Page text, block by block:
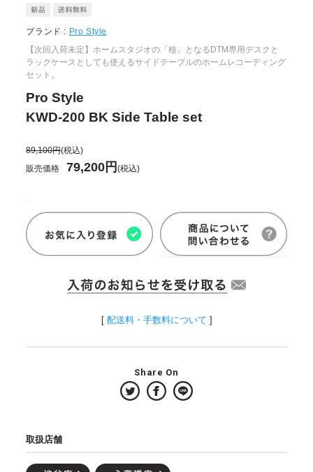
ブランド : Pro Style
【次回入荷未定】ホームスタジオの「核」となるDTM専用デスクと
ラックケースとしても使えるサイドテーブルのホームレコーディング
セット。
Pro Style
KWD-200 BK Side Table set
89,100円(税込)
販売価格
79,200円(税込)
[ 配送料・手数料について ]
Share On
取扱店舗